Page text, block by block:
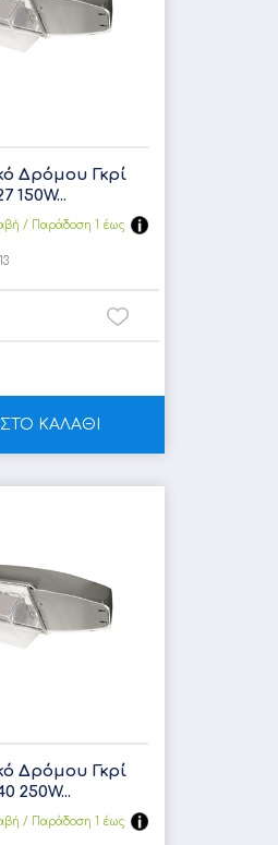
Δρόμου Γκρί
150W...
/ Παράδoση 1 έως
ΣΤΟ ΚΑΛΑΘΙ
Δρόμου Γκρί
250W...
/ Παράδoση 1 έως